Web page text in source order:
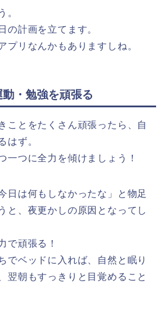
。
の計画を立てます。
プリなんかもありますしね。
動・勉強を頑張る
ことをたくさん頑張ったら、自
はず。
一つに全力を傾けましょう！
日は何もしなかったな」と物足
と、夜更かしの原因となってし
で頑張る！
でベッドに入れば、自然と眠り
翌朝もすっきりと目覚めること